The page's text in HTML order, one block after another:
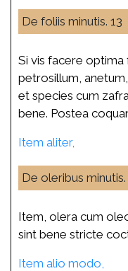
De foliis minutis. 13
Si vis facere optima
petrosillum,
et species cum
bene. Postea
Item aliter,
De oleribus minutis.
Item, olera cum
sint bene stricte
Item alio modo,